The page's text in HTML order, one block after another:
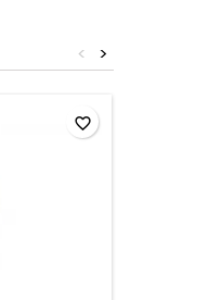
>
<
favorite_border